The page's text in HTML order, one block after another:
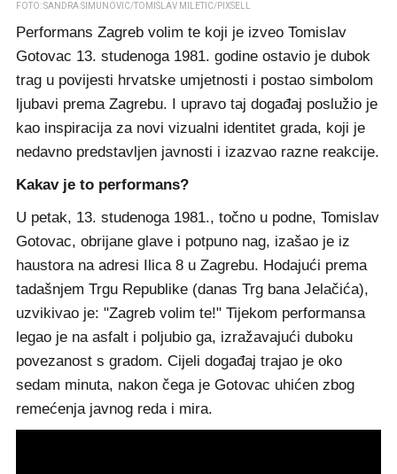
FOTO: SANDRA SIMUNOVIC/TOMISLAV MILETIC/PIXSELL
Performans Zagreb volim te koji je izveo Tomislav
Gotovac 13. studenoga 1981. godine ostavio je dubok
trag u povijesti hrvatske umjetnosti i postao simbolom
ljubavi prema Zagrebu. I upravo taj događaj poslužio je
kao inspiracija za novi vizualni identitet grada, koji je
nedavno predstavljen javnosti i izazvao razne reakcije.
Kakav je to performans?
U petak, 13. studenoga 1981., točno u podne, Tomislav
Gotovac, obrijane glave i potpuno nag, izašao je iz
haustora na adresi Ilica 8 u Zagrebu. Hodajući prema
tadašnjem Trgu Republike (danas Trg bana Jelačića),
uzvikivao je: "Zagreb volim te!" Tijekom performansa
legao je na asfalt i poljubio ga, izražavajući duboku
povezanost s gradom. Cijeli događaj trajao je oko
sedam minuta, nakon čega je Gotovac uhićen zbog
remećenja javnog reda i mira.